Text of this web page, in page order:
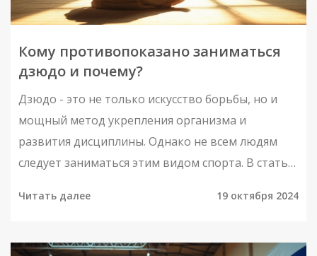
Кому противопоказано заниматься
дзюдо и почему?
Дзюдо - это не только искусство борьбы, но и
мощный метод укрепления организма и
развития дисциплины. Однако не всем людям
следует заниматься этим видом спорта. В статье
заниматься дзюдо, какие риски существуют и
динамичной дисциплине. Узнайте, как дзюдо
Читать далее 19 октября 2024